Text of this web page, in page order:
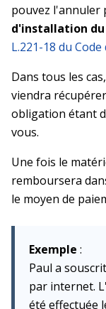
pouvez l'annuler
d'installation
L.221-18 du
Dans tous les
viendra
obligation étant
vous.
Une fois le
remboursera
le moyen de
Exemple :
Paul a
par internet.
été effectuée